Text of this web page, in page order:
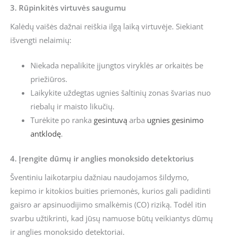
3. Rūpinkitės virtuvės saugumu
Kalėdų vaišės dažnai reiškia ilgą laiką virtuvėje. Siekiant
išvengti nelaimių:
Niekada nepalikite įjungtos viryklės ar orkaitės be
priežiūros.
Laikykite uždegtas ugnies šaltinių zonas švarias nuo
riebalų ir maisto likučių.
Turėkite po ranka gesintuvą arba ugnies gesinimo
antklodę.
4. Įrengite dūmų ir anglies monoksido detektorius
Šventiniu laikotarpiu dažniau naudojamos šildymo,
kepimo ir kitokios buities priemonės, kurios gali padidinti
gaisro ar apsinuodijimo smalkėmis (CO) riziką. Todėl itin
svarbu užtikrinti, kad jūsų namuose būtų veikiantys dūmų
ir anglies monoksido detektoriai.